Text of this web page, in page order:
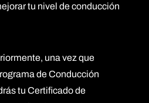
tu nivel de conducción
una vez que
de Conducción
tu Certificado de